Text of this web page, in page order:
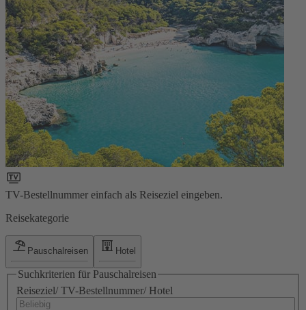
TV-Bestellnummer einfach als Reiseziel eingeben.
Reisekategorie
Pauschalreisen Hotel
Suchkriterien für Pauschalreisen
Reiseziel/ TV-Bestellnummer/ Hotel